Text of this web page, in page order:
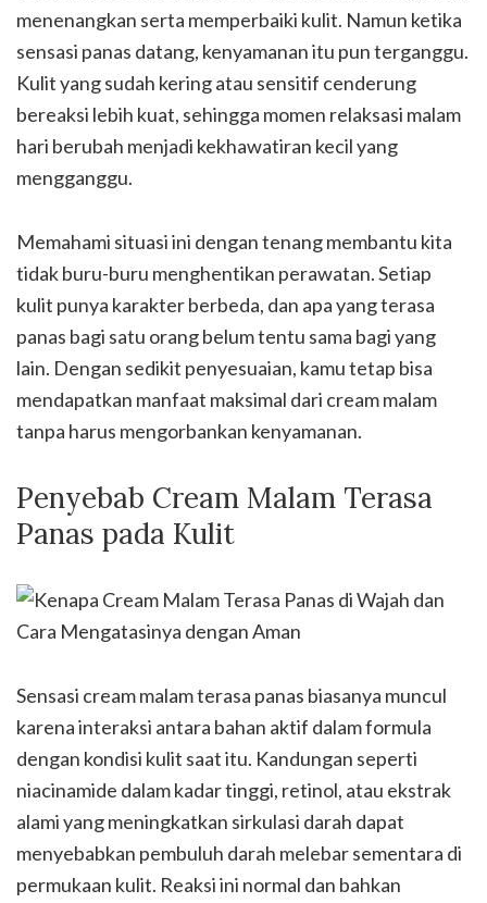
menenangkan serta memperbaiki kulit. Namun ketika
sensasi panas datang, kenyamanan itu pun terganggu.
Kulit yang sudah kering atau sensitif cenderung
bereaksi lebih kuat, sehingga momen relaksasi malam
hari berubah menjadi kekhawatiran kecil yang
mengganggu.
Memahami situasi ini dengan tenang membantu kita
tidak buru-buru menghentikan perawatan. Setiap
kulit punya karakter berbeda, dan apa yang terasa
panas bagi satu orang belum tentu sama bagi yang
lain. Dengan sedikit penyesuaian, kamu tetap bisa
mendapatkan manfaat maksimal dari cream malam
tanpa harus mengorbankan kenyamanan.
Penyebab Cream Malam Terasa
Panas pada Kulit
Sensasi cream malam terasa panas biasanya muncul
karena interaksi antara bahan aktif dalam formula
dengan kondisi kulit saat itu. Kandungan seperti
niacinamide dalam kadar tinggi, retinol, atau ekstrak
alami yang meningkatkan sirkulasi darah dapat
menyebabkan pembuluh darah melebar sementara di
permukaan kulit. Reaksi ini normal dan bahkan